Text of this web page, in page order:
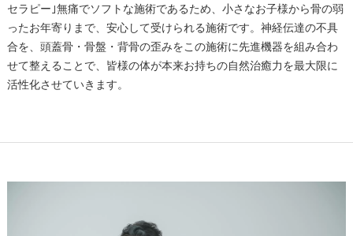
セラピー｣無痛でソフトな施術であるため、小さなお子様から骨の弱
ったお年寄りまで、安心して受けられる施術です。神経伝達の不具
合を、頭蓋骨・骨盤・背骨の歪みをこの施術に先進機器を組み合わ
せて整えることで、皆様の体が本来お持ちの自然治癒力を最大限に
活性化させていきます。